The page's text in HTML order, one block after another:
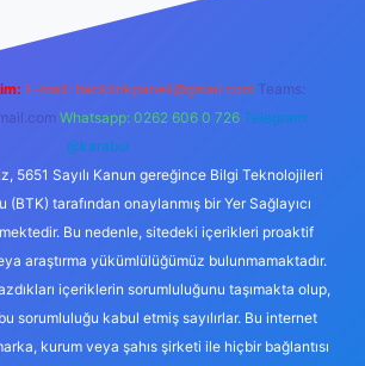
E-mail: backlinkpaneli@gmail.com Teams:
Whatsapp: 0262 606 0 726 Telegram:
@karabul
5651 Sayılı Kanun gereğince Bilgi Teknolojileri
(BTK) tarafından onaylanmış bir Yer Sağlayıcı
Bu nedenle, sitedeki içerikleri proaktif
araştırma yükümlülüğümüz bulunmamaktadır.
içeriklerin sorumluluğunu taşımakta olup,
sorumluluğu kabul etmiş sayılırlar. Bu internet
kurum veya şahıs şirketi ile hiçbir bağlantısı